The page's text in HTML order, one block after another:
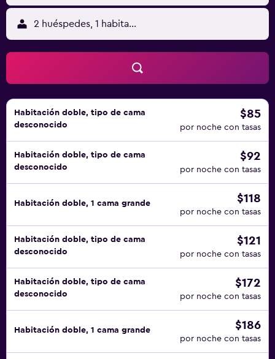
Se pueden practicar las actividades de ocio y
esparcimiento que se indican más abajo en las
instalaciones o cerca del alojamiento (es posible que se
aplique un recargo).
2 huéspedes, 1 habitación
Habitación doble, tipo de cama
desconocido
$85
por noche con tasas
Habitación doble, tipo de cama
desconocido
$92
por noche con tasas
Habitación doble, 1 cama grande $118
por noche con tasas
Habitación doble, tipo de cama
desconocido
$121
por noche con tasas
Habitación doble, tipo de cama
desconocido
$172
por noche con tasas
Habitación doble, 1 cama grande $186
por noche con tasas